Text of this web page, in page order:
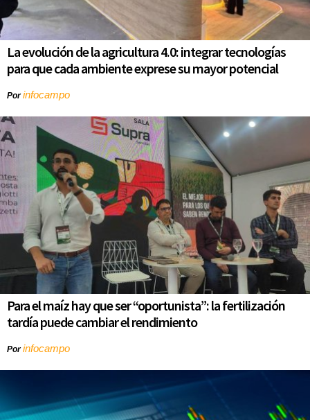
La evolución de la agricultura 4.0: integrar tecnologías
para que cada ambiente exprese su mayor potencial
Porinfocampo
Para el maíz hay que ser “oportunista”: la fertilización
tardía puede cambiar el rendimiento
Porinfocampo